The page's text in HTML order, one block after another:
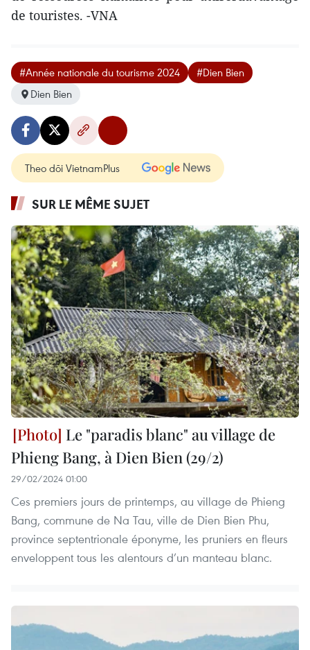
de touristes. -VNA
#Année nationale du tourisme 2024
#Dien Bien
Dien Bien
Theo dõi VietnamPlus
SUR LE MÊME SUJET
Le "paradis blanc" au village de
Phieng Bang, à Dien Bien (29/2)
29/02/2024 01:00
Ces premiers jours de printemps, au village de Phieng
Bang, commune de Na Tau, ville de Dien Bien Phu,
province septentrionale éponyme, les pruniers en fleurs
enveloppent tous les alentours d’un manteau blanc.